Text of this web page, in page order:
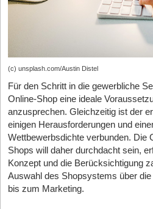
(c) unsplash.com/Austin Distel
Für den Schritt in die gewerbliche
Online-Shop eine ideale
anzusprechen. Gleichzeitig ist der
einigen Herausforderungen und
Wettbewerbsdichte verbunden. Die
Shops will daher durchdacht sein,
Konzept und die Berücksichtigung
Auswahl des Shopsystems über
bis zum Marketing.